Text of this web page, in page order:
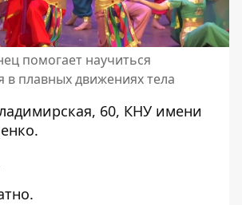
помогает научиться
в плавных движениях тела
60, КНУ имени